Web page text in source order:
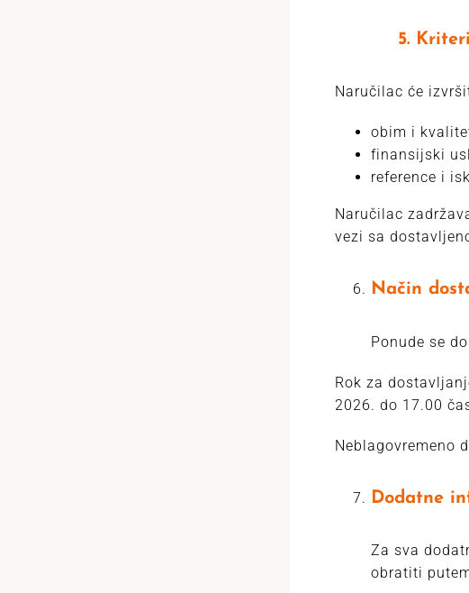
5.
Naručilac će
obim i
finansijski
reference i
Naručilac
vezi sa
Način
Ponude se
Rok za
2026. do 17.00
Neblagovremeno
Dodatne
Za sva
obratiti